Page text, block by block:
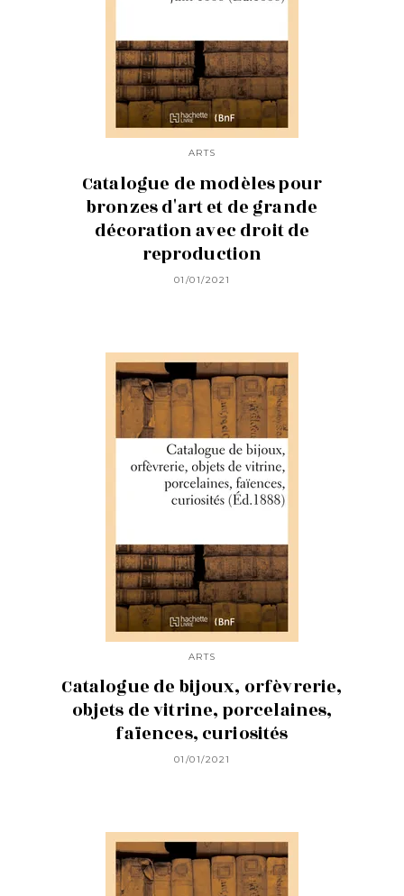
ARTS
Catalogue de modèles pour
bronzes d'art et de grande
décoration avec droit de
reproduction
01/01/2021
ARTS
Catalogue de bijoux, orfèvrerie,
objets de vitrine, porcelaines,
faïences, curiosités
01/01/2021